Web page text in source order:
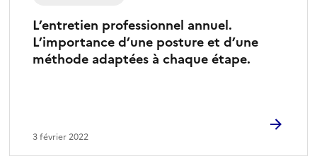
L’entretien professionnel annuel.
L’importance d’une posture et d’une
méthode adaptées à chaque étape.
3 février 2022